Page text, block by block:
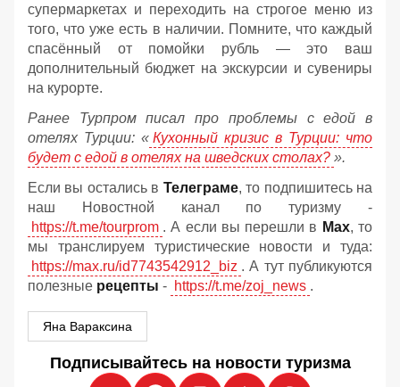
супермаркетах и переходить на строгое меню из
того, что уже есть в наличии. Помните, что каждый
спасённый от помойки рубль — это ваш
дополнительный бюджет на экскурсии и сувениры
на курорте.
Ранее Турпром писал про проблемы с едой в
отелях Турции: « Кухонный кризис в Турции: что
будет с едой в отелях на шведских столах? ».
Если вы остались в Телеграме, то подпишитесь на
наш Новостной канал по туризму -
https://t.me/tourprom . А если вы перешли в Мах, то
мы транслируем туристические новости и туда:
https://max.ru/id7743542912_biz . А тут публикуются
полезные рецепты - https://t.me/zoj_news .
Яна Вараксина
Подписывайтесь на новости туризма